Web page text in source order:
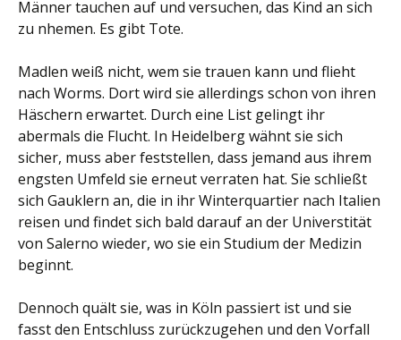
Männer tauchen auf und versuchen, das Kind an sich
zu nhemen. Es gibt Tote.
Madlen weiß nicht, wem sie trauen kann und flieht
nach Worms. Dort wird sie allerdings schon von ihren
Häschern erwartet. Durch eine List gelingt ihr
abermals die Flucht. In Heidelberg wähnt sie sich
sicher, muss aber feststellen, dass jemand aus ihrem
engsten Umfeld sie erneut verraten hat. Sie schließt
sich Gauklern an, die in ihr Winterquartier nach Italien
reisen und findet sich bald darauf an der Universtität
von Salerno wieder, wo sie ein Studium der Medizin
beginnt.
Dennoch quält sie, was in Köln passiert ist und sie
fasst den Entschluss zurückzugehen und den Vorfall